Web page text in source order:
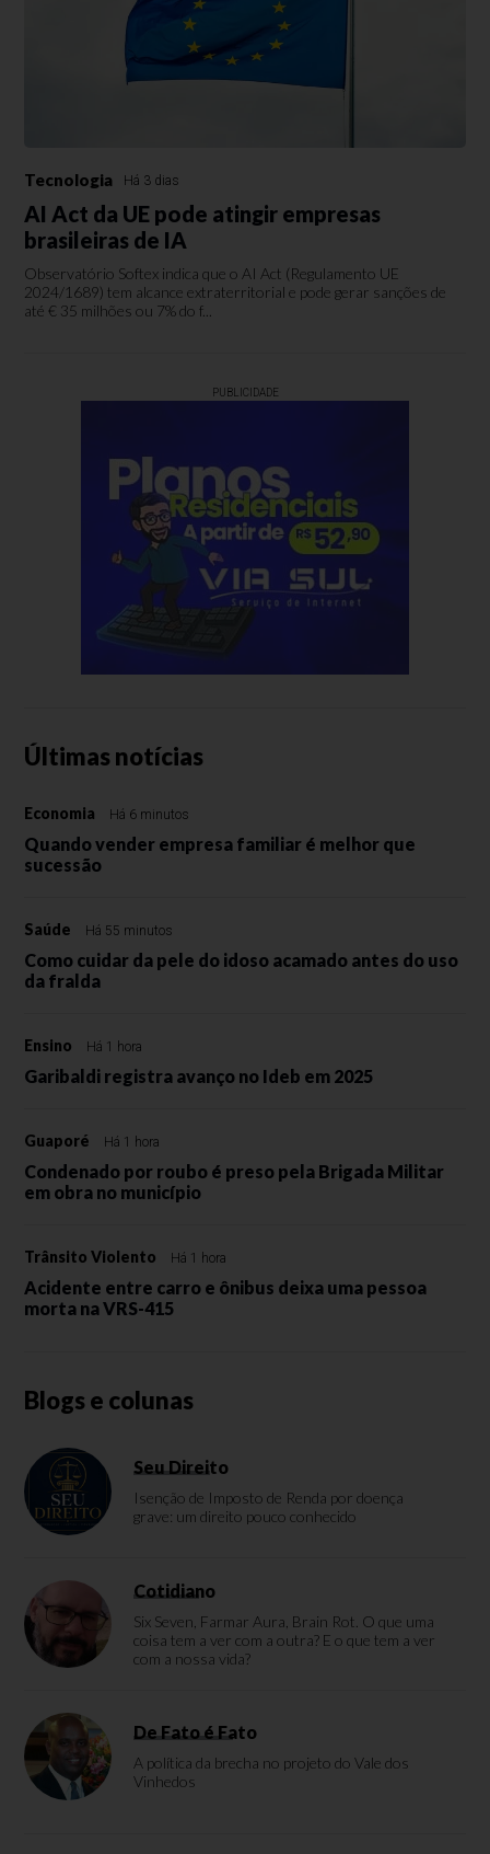
Tecnologia Há 3 dias
AI Act da UE pode atingir empresas
brasileiras de IA
Observatório Softex indica que o AI Act (Regulamento UE
2024/1689) tem alcance extraterritorial e pode gerar sanções de
até € 35 milhões ou 7% do f...
PUBLICIDADE
Últimas notícias
Economia Há 6 minutos
Quando vender empresa familiar é melhor que
sucessão
Saúde Há 55 minutos
Como cuidar da pele do idoso acamado antes do uso
da fralda
Ensino Há 1 hora
Garibaldi registra avanço no Ideb em 2025
Guaporé Há 1 hora
Condenado por roubo é preso pela Brigada Militar
em obra no município
Trânsito Violento Há 1 hora
Acidente entre carro e ônibus deixa uma pessoa
morta na VRS-415
Blogs e colunas
Seu Direito
Isenção de Imposto de Renda por doença
grave: um direito pouco conhecido
Cotidiano
Six Seven, Farmar Aura, Brain Rot. O que uma
coisa tem a ver com a outra? E o que tem a ver
com a nossa vida?
De Fato é Fato
A política da brecha no projeto do Vale dos
Vinhedos